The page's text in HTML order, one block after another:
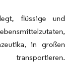
flüssige und
in großen